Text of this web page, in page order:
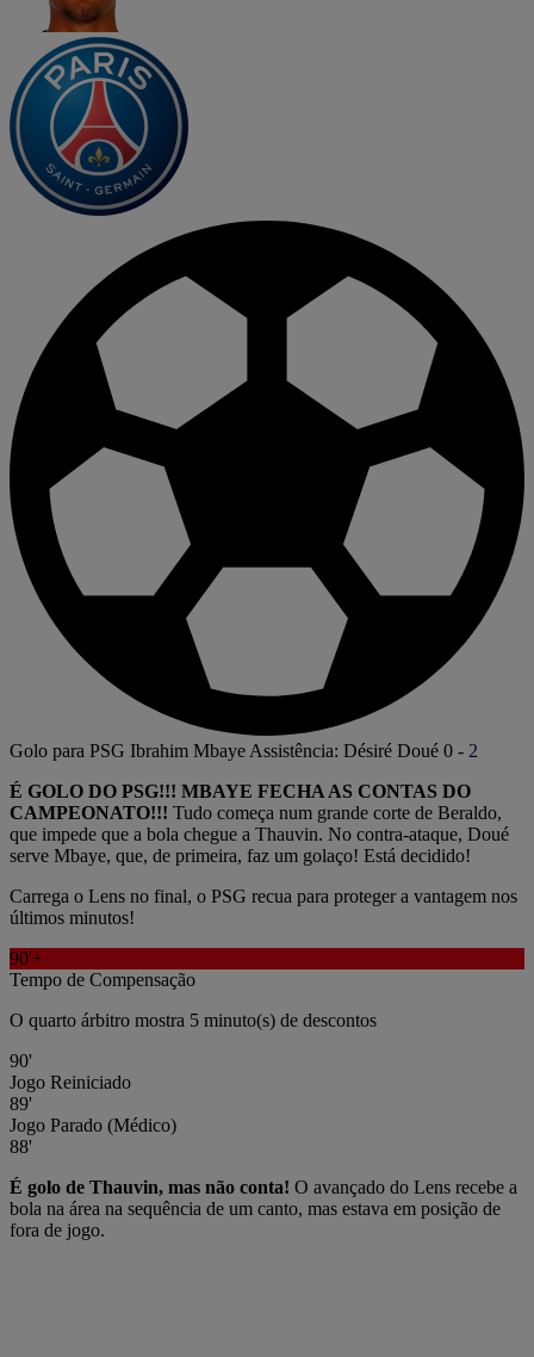
Golo para PSG Ibrahim Mbaye Assistência: Désiré Doué 0 - 2
É GOLO DO PSG!!! MBAYE FECHA AS CONTAS DO
CAMPEONATO!!! Tudo começa num grande corte de Beraldo,
que impede que a bola chegue a Thauvin. No contra-ataque, Doué
serve Mbaye, que, de primeira, faz um golaço! Está decidido!
Carrega o Lens no final, o PSG recua para proteger a vantagem nos
últimos minutos!
90'+
Tempo de Compensação
O quarto árbitro mostra 5 minuto(s) de descontos
90'
Jogo Reiniciado
89'
Jogo Parado (Médico)
88'
É golo de Thauvin, mas não conta! O avançado do Lens recebe a
bola na área na sequência de um canto, mas estava em posição de
fora de jogo.